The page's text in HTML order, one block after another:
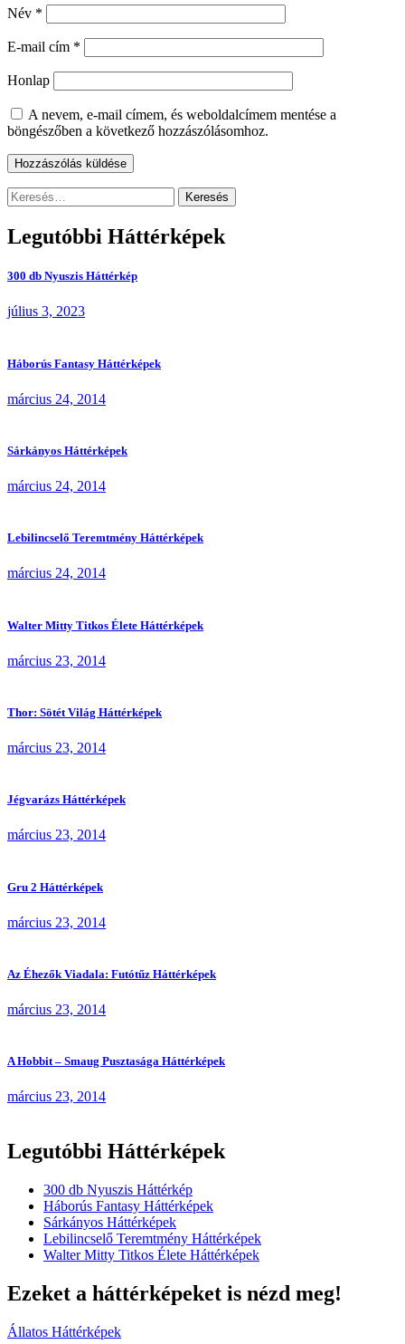
Név *
E-mail cím *
Honlap
A nevem, e-mail címem, és weboldalcímem mentése a
böngészőben a következő hozzászólásomhoz.
Keresés:
Legutóbbi Háttérképek
300 db Nyuszis Háttérkép
július 3, 2023
Háborús Fantasy Háttérképek
március 24, 2014
Sárkányos Háttérképek
március 24, 2014
Lebilincselő Teremtmény Háttérképek
március 24, 2014
Walter Mitty Titkos Élete Háttérképek
március 23, 2014
Thor: Sötét Világ Háttérképek
március 23, 2014
Jégvarázs Háttérképek
március 23, 2014
Gru 2 Háttérképek
március 23, 2014
Az Éhezők Viadala: Futótűz Háttérképek
március 23, 2014
A Hobbit – Smaug Pusztasága Háttérképek
március 23, 2014
Legutóbbi Háttérképek
300 db Nyuszis Háttérkép
Háborús Fantasy Háttérképek
Sárkányos Háttérképek
Lebilincselő Teremtmény Háttérképek
Walter Mitty Titkos Élete Háttérképek
Ezeket a háttérképeket is nézd meg!
Állatos Háttérképek